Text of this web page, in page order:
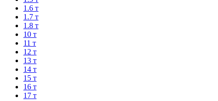
1.6 т
1.7 т
1.8 т
10 т
11 т
12 т
13 т
14 т
15 т
16 т
17 т